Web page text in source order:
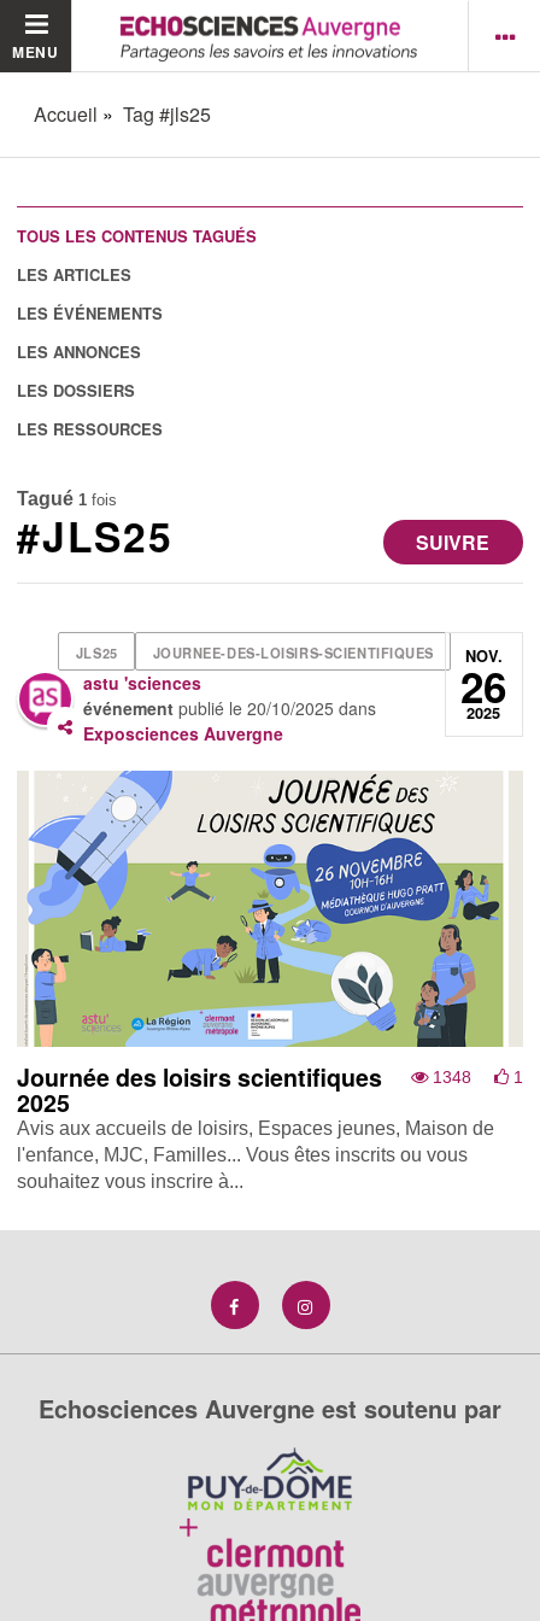
MENU
Accueil Tag #jls25
TOUS LES CONTENUS TAGUÉS
LES ARTICLES
LES ÉVÉNEMENTS
LES ANNONCES
LES DOSSIERS
LES RESSOURCES
Tagué 1 fois
SUIVRE
#JLS25
JLS25 JOURNEE-DES-LOISIRS-SCIENTIFIQUES
astu 'sciences
événement publié le20/10/2025 dans
Exposciences Auvergne
NOV.
26
2025
1348 1
Journée des loisirs scientifiques
2025
Avis aux accueils de loisirs, Espaces jeunes, Maison de
l'enfance, MJC, Familles... Vous êtes inscrits ou vous
souhaitez vous inscrire à...
Echosciences Auvergne est soutenu par